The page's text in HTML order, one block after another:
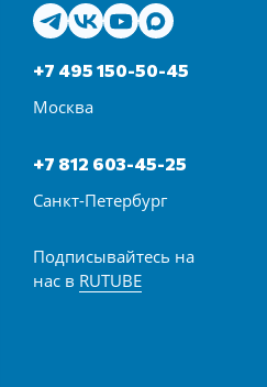
+7 495 150-50-45
Москва
+7 812 603-45-25
Санкт-Петербург
Подписывайтесь на
нас в RUTUBE